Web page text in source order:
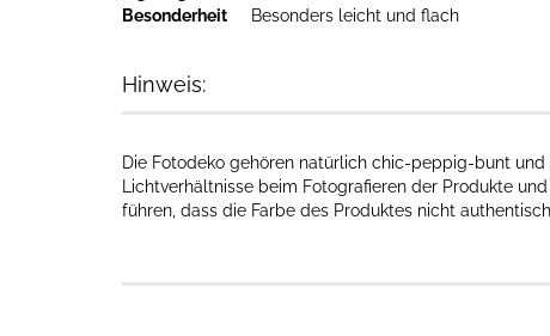
Besonderheit
Besonders leicht und flach
Hinweis:
Die Fotodeko gehören natürlich chic-peppig-bunt
Lichtverhältnisse beim Fotografieren der Produkte
führen, dass die Farbe des Produktes nicht